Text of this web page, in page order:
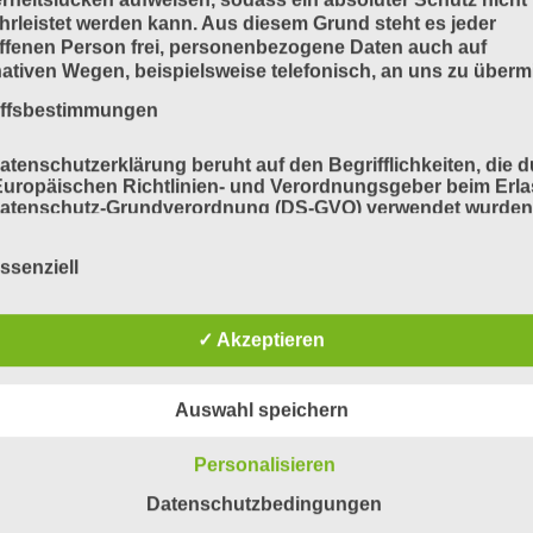
werden kann. Aus diesem Grund steht es jeder
Person frei, personenbezogene Daten auch auf
Wegen, beispielsweise telefonisch, an uns zu
beruht auf den Begrifflichkeiten, die
Richtlinien- und Verordnungsgeber beim
Grundverordnung (DS-GVO) verwendet
sein. Um dies zu gewährleisten, möchten wir vorab
in dieser Datenschutzerklärung unter anderem die
Personenbezogene Daten sind alle Informationen, die sich
✓ Akzeptieren
Auswahl speichern
Personalisieren
Datenschutzbedingungen